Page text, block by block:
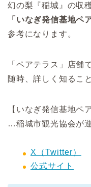
幻の梨『稲城』の収
「いなぎ発信基地ペ
参考になります。
「ペアテラス」店舗
随時、詳しく知るこ
【いなぎ発信基地ペ
…稲城市観光協会が
X（Twitter）
公式サイト